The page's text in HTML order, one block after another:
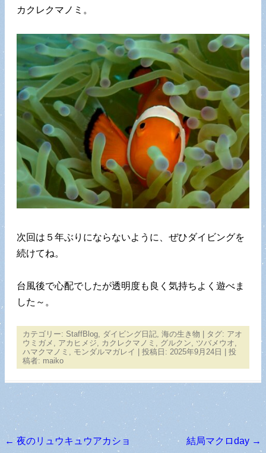
カクレクマノミ。
次回は５年ぶりにならないように、ぜひダイビングを
続けてね。
台風後で心配でしたが透明度も良く気持ちよく遊べま
した～。
カテゴリー: StaffBlog, ダイビング日記, 海の生き物 | タグ: アオ
ウミガメ , アカヒメジ, カクレクマノミ , グルクン, ツバメウオ,
ハマクマノミ , モンダルマガレイ | 投稿日: 2025年9月24日
投
稿者: maiko
投稿ナビゲーション
←夜のリュウキュウアカショ 結局マクロday →